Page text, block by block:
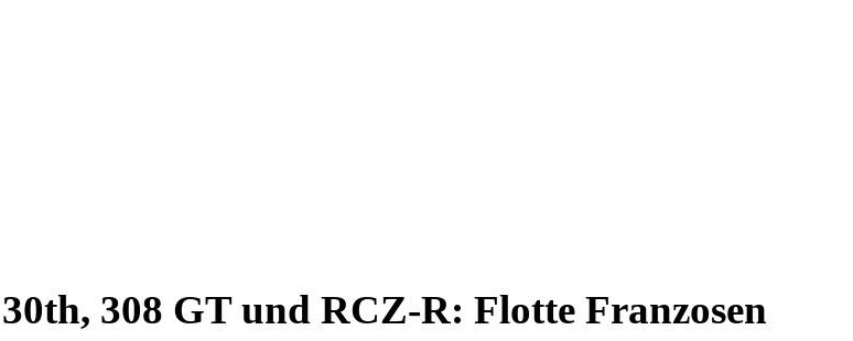
308 GT und RCZ-R: Flotte Franzosen